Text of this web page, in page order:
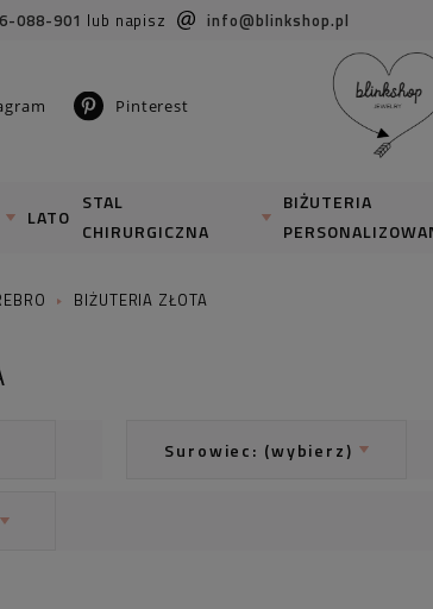
088-901 lub napisz info@blinkshop.pl
Pinterest
LATO
STAL
CHIRURGICZNA
BIŻUTERIA
BIŻUTERIA ZŁOTA
Surowiec: (wybierz)